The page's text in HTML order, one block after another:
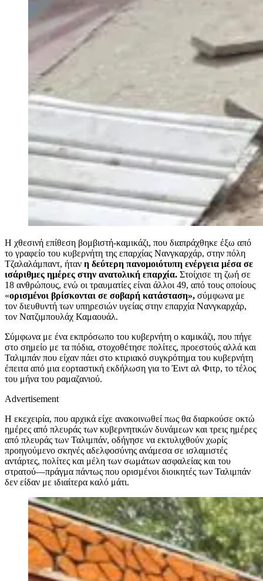
Η χθεσινή επίθεση βομβιστή-καμικάζι, που διαπράχθηκε έξω από
το γραφείο του κυβερνήτη της επαρχίας Νανγκαρχάρ, στην πόλη
Τζαλαλάμπαντ, ήταν η δεύτερη πανομοιότυπη ενέργεια μέσα σε
ισάριθμες ημέρες στην ανατολική επαρχία. Στοίχισε τη ζωή σε
18 ανθρώπους, ενώ οι τραυματίες είναι άλλοι 49, από τους οποίους
«ορισμένοι βρίσκονται σε σοβαρή κατάσταση», σύμφωνα με
τον διευθυντή των υπηρεσιών υγείας στην επαρχία Νανγκαρχάρ,
τον Νατζιμπουλάχ Καμαουάλ.
Σύμφωνα με ένα εκπρόσωπο του κυβερνήτη ο καμικάζι, που πήγε
στο σημείο με τα πόδια, στοχοθέτησε πολίτες, προεστούς αλλά και
Ταλιμπάν που είχαν πάει στο κτιριακό συγκρότημα του κυβερνήτη
έπειτα από μια εορταστική εκδήλωση για το Έιντ αλ Φιτρ, το τέλος
του μήνα του ραμαζανιού.
Advertisement
Η εκεχειρία, που αρχικά είχε ανακοινωθεί πως θα διαρκούσε οκτώ
ημέρες από πλευράς των κυβερνητικών δυνάμεων και τρεις ημέρες
από πλευράς των Ταλιμπάν, οδήγησε να εκτυλιχθούν χωρίς
προηγούμενο σκηνές αδελφοσύνης ανάμεσα σε ισλαμιστές
αντάρτες, πολίτες και μέλη των σωμάτων ασφαλείας και του
στρατού―πράγμα πάντως που ορισμένοι διοικητές των Ταλιμπάν
δεν είδαν με ιδιαίτερα καλό μάτι.